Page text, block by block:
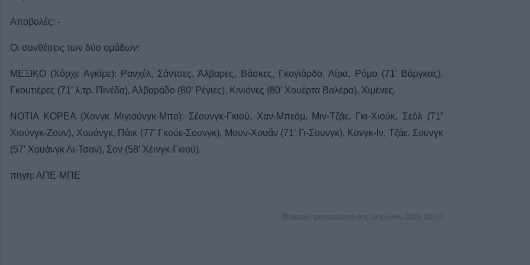
Αποβολές: -
Οι συνθέσεις των δύο ομάδων:
ΜΕΞΙΚΟ (Χόρχε Αγκίρε): Ρανχέλ, Σάντσες, Άλβαρες, Βάσκες, Γκαγιάρδο, Λίρα, Ρόμο (71’ Βάργκας),
Γκουτιέρες (71’ λ.τρ. Πινέδα), Αλβαράδο (80’ Ρέγιες), Κινιόνες (80’ Χουέρτα Βαλέρα), Χιμένες.
ΝΟΤΙΑ ΚΟΡΕΑ (Χονγκ Μιγιούνγκ-Μπο): Σέουνγκ-Γκιού, Χαν-Μπεόμ, Μιν-Τζάε, Γκι-Χιούκ, Σεόλ (71’
Χιούνγκ-Ζουν), Χουάνγκ, Πάικ (77’ Γκούε-Σουνγκ), Μουν-Χουάν (71’ Γι-Σουνγκ), Κανγκ-Ιν, Τζάε, Σουνγκ
(57’ Χουάνγκ Λι-Τσαν), Σον (58’ Χέινγκ-Γκιού).
πηγη: ΑΠΕ-ΜΠΕ
Τελευταία τροποποίηση στις19 Ιουνίου 2026, 09:23